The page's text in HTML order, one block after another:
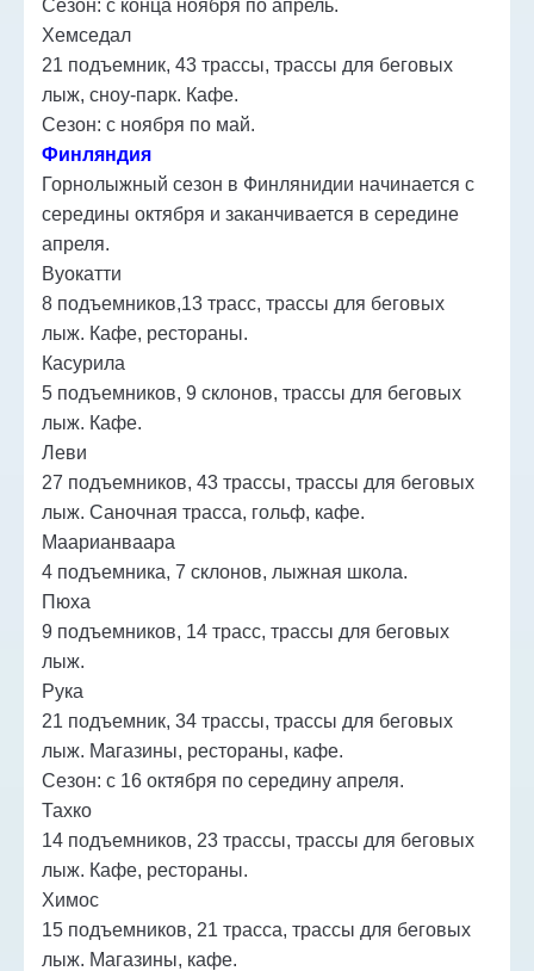
Сезон: с конца ноября по апрель.
Хемседал
21 подъемник, 43 трассы, трассы для беговых
лыж, сноу-парк. Кафе.
Сезон: с ноября по май.
Финляндия
Горнолыжный сезон в Финлянидии начинается с
середины октября и заканчивается в середине
апреля.
Вуокатти
8 подъемников,13 трасс, трассы для беговых
лыж. Кафе, рестораны.
Касурила
5 подъемников, 9 склонов, трассы для беговых
лыж. Кафе.
Леви
27 подъемников, 43 трассы, трассы для беговых
лыж. Саночная трасса, гольф, кафе.
Маарианваара
4 подъемника, 7 склонов, лыжная школа.
Пюха
9 подъемников, 14 трасс, трассы для беговых
лыж.
Рука
21 подъемник, 34 трассы, трассы для беговых
лыж. Магазины, рестораны, кафе.
Сезон: с 16 октября по середину апреля.
Тахко
14 подъемников, 23 трассы, трассы для беговых
лыж. Кафе, рестораны.
Химос
15 подъемников, 21 трасса, трассы для беговых
лыж. Магазины, кафе.